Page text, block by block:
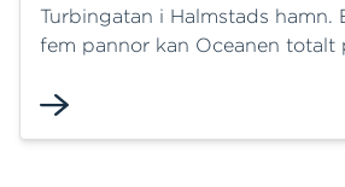
Turbingatan i Halmstads hamn.
fem pannor kan Oceanen totalt
fjärrvärmeproduktionen 1994 då